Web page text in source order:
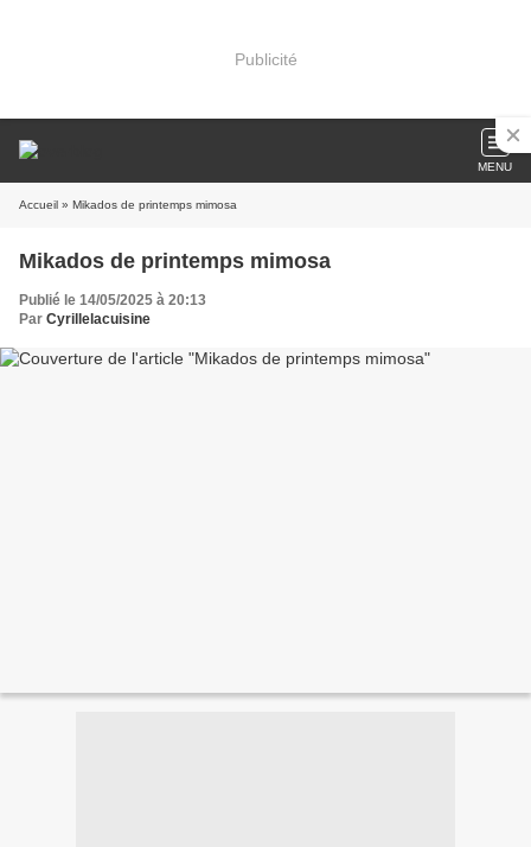
Publicité
MENU
Accueil » Mikados de printemps mimosa
Mikados de printemps mimosa
Publié le 14/05/2025 à 20:13
Par Cyrillelacuisine